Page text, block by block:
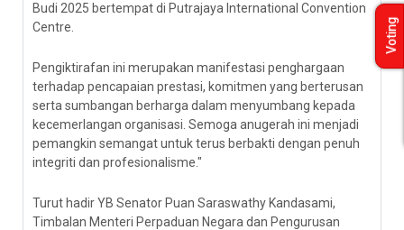
Budi 2025 bertempat di Putrajaya International Convention
Centre.
Pengiktirafan ini merupakan manifestasi penghargaan
terhadap pencapaian prestasi, komitmen yang berterusan
serta sumbangan berharga dalam menyumbang kepada
kecemerlangan organisasi. Semoga anugerah ini menjadi
pemangkin semangat untuk terus berbakti dengan penuh
integriti dan profesionalisme."
Turut hadir YB Senator Puan Saraswathy Kandasami,
Timbalan Menteri Perpaduan Negara dan Pengurusan
Voting